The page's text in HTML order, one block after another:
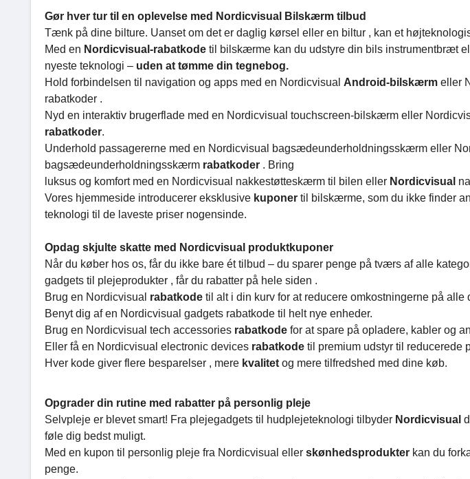
Gør hver tur til en oplevelse med Nordicvisual Bilskærm tilbud
Tænk på dine bilture. Uanset om det er daglig kørsel eller en biltur , kan et
Med en Nordicvisual-rabatkode til bilskærme kan du udstyre din bils instrumentbræt
nyeste teknologi – uden at tømme din tegnebog.
Hold forbindelsen til navigation og apps med en Nordicvisual Android-bilskærm eller
rabatkoder .
Nyd en interaktiv brugerflade med en Nordicvisual touchscreen-bilskærm eller
rabatkoder.
Underhold passagererne med en Nordicvisual bagsædeunderholdningsskærm eller
bagsædeunderholdningsskærm rabatkoder . Bring
luksus og komfort med en Nordicvisual nakkestøtteskærm til bilen eller Nordicvisual
Vores hjemmeside introducerer eksklusive kuponer til bilskærme, som du ikke finder
teknologi til de laveste priser nogensinde.
Opdag skjulte skatte med Nordicvisual produktkuponer
Når du køber hos os, får du ikke bare ét tilbud – du sparer penge på tværs af alle
gadgets til plejeprodukter , får du rabatter på hele siden .
Brug en Nordicvisual rabatkode til alt i din kurv for at reducere omkostningerne på alle
Benyt dig af en Nordicvisual gadgets rabatkode til helt nye enheder.
Brug en Nordicvisual tech accessories rabatkode for at spare på opladere, kabler og
Eller få en Nordicvisual electronic devices rabatkode til premium udstyr til reducerede
Hver kode giver flere besparelser , mere kvalitet og mere tilfredshed med dine køb.
Opgrader din rutine med rabatter på personlig pleje
Selvpleje er blevet smart! Fra plejegadgets til hudplejeteknologi tilbyder Nordicvisual
føle dig bedst muligt.
Med en kupon til personlig pleje fra Nordicvisual eller skønhedsprodukter kan du
penge.